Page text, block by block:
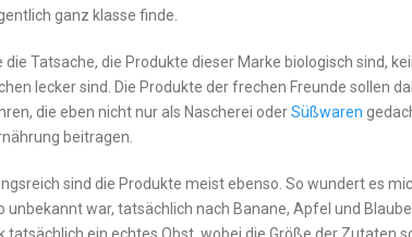
ganz klasse finde.
die Tatsache, die Produkte dieser Marke biologisch sind,
lecker sind. Die Produkte der frechen Freunde sollen
die eben nicht nur als Nascherei oderSüßwaren
beitragen.
sind die Produkte meist ebenso. So wundert es
unbekannt war, tatsächlich nach Banane, Apfel und